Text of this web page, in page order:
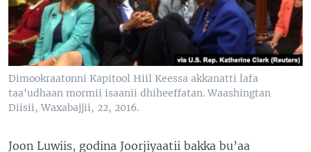
Dimookraatonni Kapitool Hiil Keessa akkanatti lafa
taa'udhaan mormii isaanii dhiheeffatan. Waashingtan
Diisii, Waxabajjii, 22, 2016.
Joon Luwiis, godina Joorjiyaatii bakka bu’aa